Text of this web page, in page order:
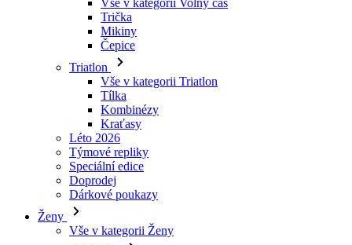
Vše v kategorii Volný čas
Trička
Mikiny
Čepice
Triatlon
Vše v kategorii Triatlon
Tílka
Kombinézy
Kraťasy
Léto 2026
Týmové repliky
Speciální edice
Doprodej
Dárkové poukazy
Ženy
Vše v kategorii Ženy